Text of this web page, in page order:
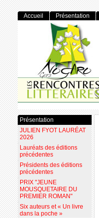
Accueil Présentation
Présentation
JULIEN FYOT LAURÉAT
2026
Lauréats des éditions
précédentes
Présidents des éditions
précédentes
PRIX "JEUNE
MOUSQUETAIRE DU
PREMIER ROMAN"
Six auteurs et « Un livre
dans la poche »